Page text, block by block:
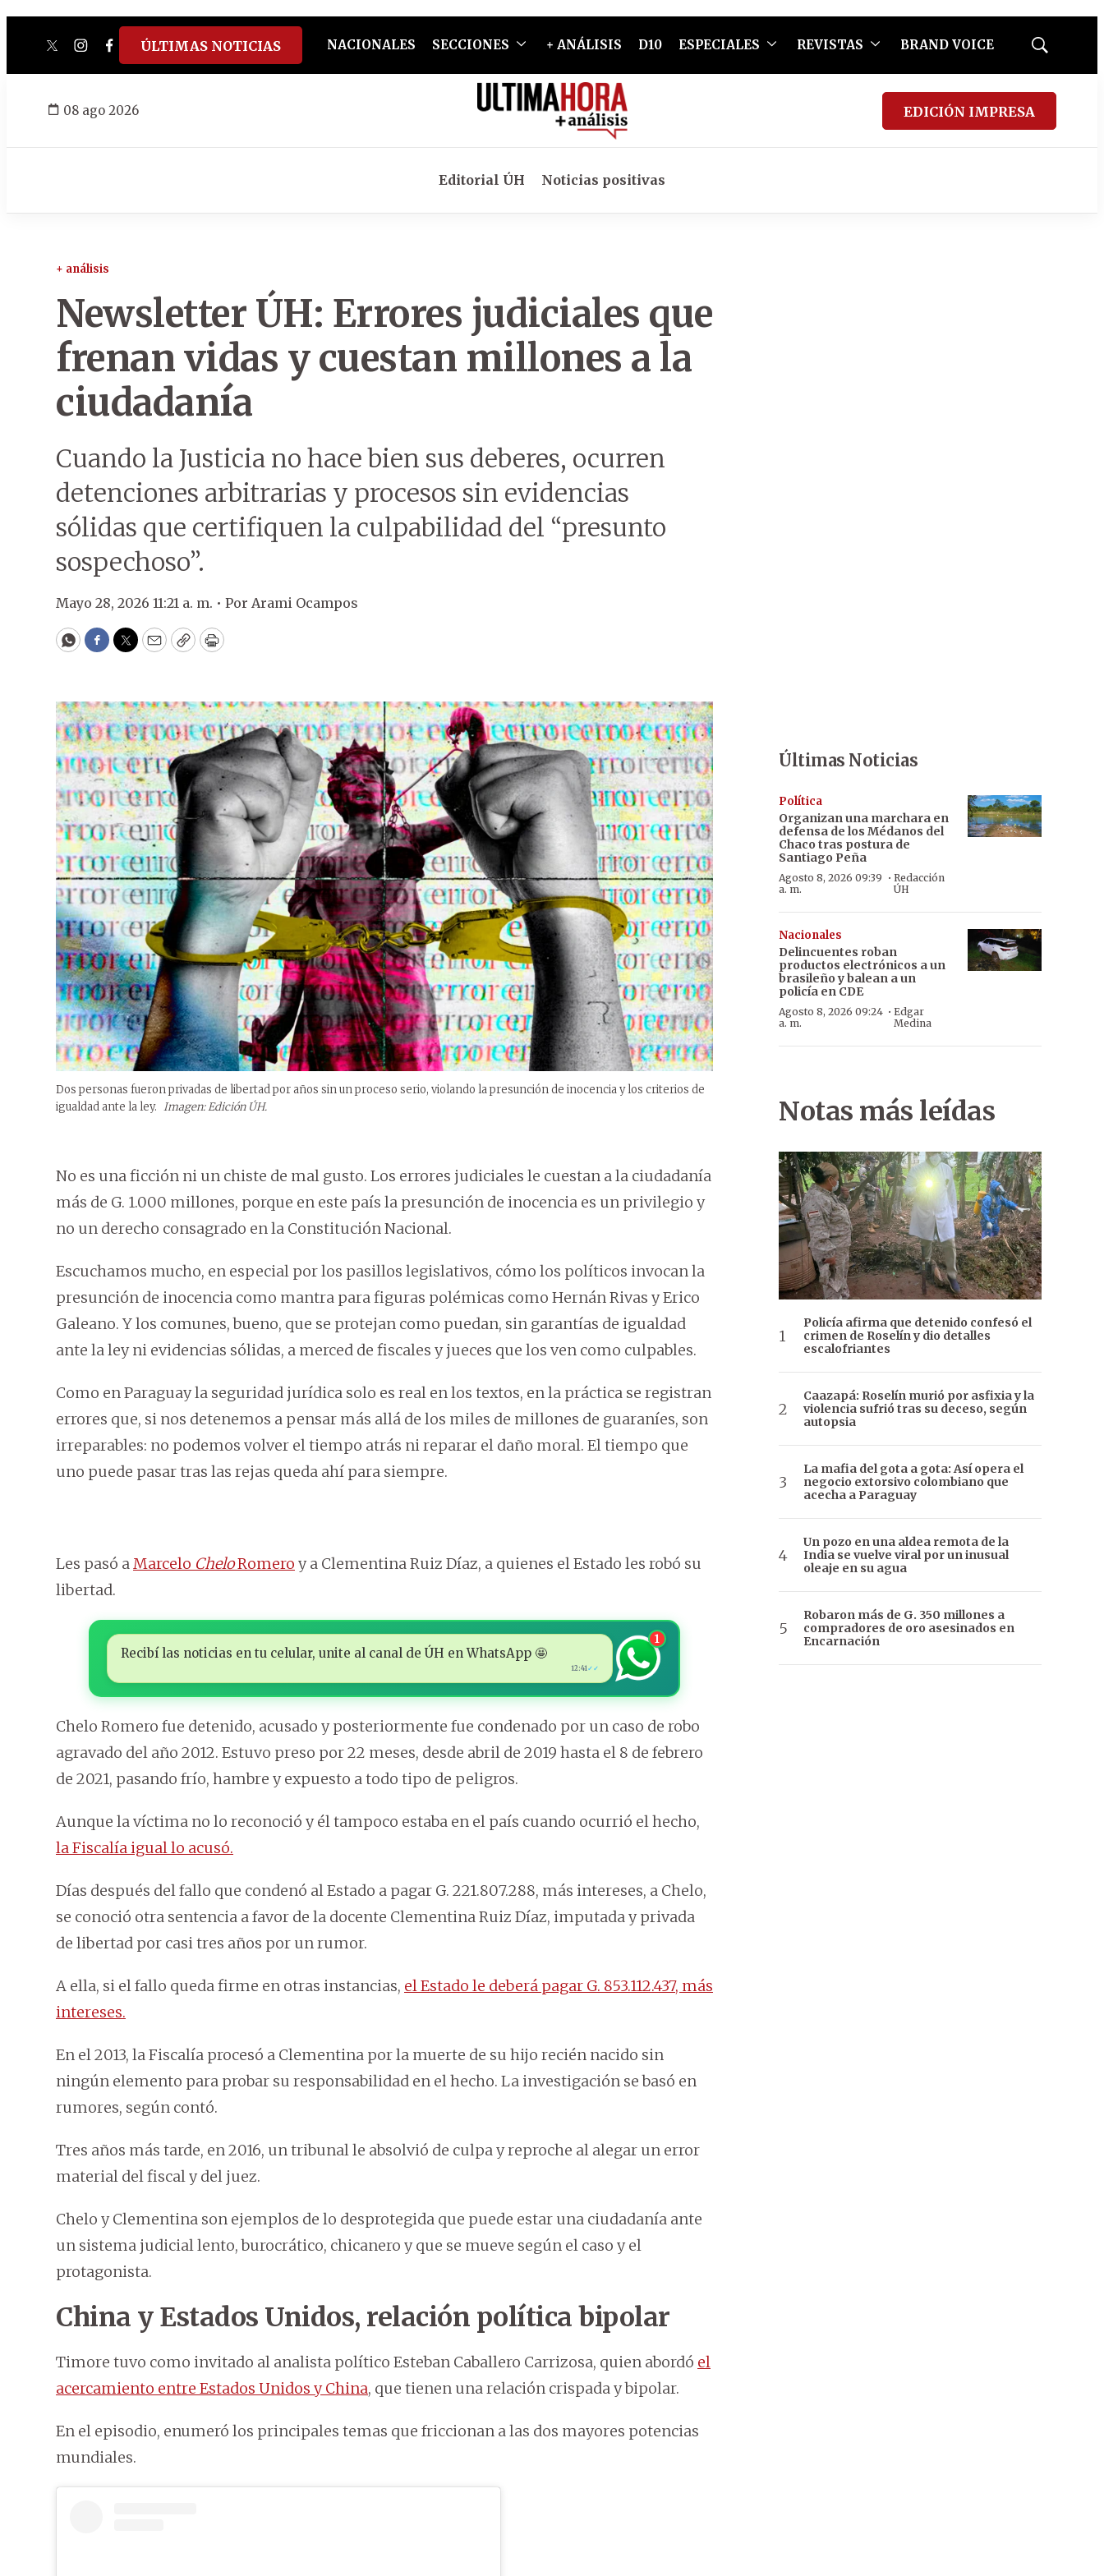
twitterinstagram
facebook
tiktokyoutube
spotify
ÚLTIMAS NOTICIAS NACIONALES SECCIONES + ANÁLISIS D10 ESPECIALES REVISTAS BRAND VOICE
Mostrar
08 ago 2026 EDICIÓN IMPRESA
Editorial ÚH Noticias positivas
+ análisis
Newsletter ÚH: Errores judiciales que
frenan vidas y cuestan millones a la
ciudadanía
Cuando la Justicia no hace bien sus deberes, ocurren
detenciones arbitrarias y procesos sin evidencias
sólidas que certifiquen la culpabilidad del “presunto
sospechoso”.
Mayo 28, 2026 11:21 a. m. • Por Arami Ocampos
WhatsApp
Facebook
Twitter
EmailCopyPrint
Dos personas fueron privadas de libertad por años sin un proceso serio, violando la presunción de inocencia y los criterios de
igualdad ante la ley. Imagen: Edición ÚH.
No es una ficción ni un chiste de mal gusto. Los errores judiciales le cuestan a la ciudadanía
más de G. 1.000 millones, porque en este país la presunción de inocencia es un privilegio y
no un derecho consagrado en la Constitución Nacional.
Escuchamos mucho, en especial por los pasillos legislativos, cómo los políticos invocan la
presunción de inocencia como mantra para figuras polémicas como Hernán Rivas y Erico
Galeano. Y los comunes, bueno, que se protejan como puedan, sin garantías de igualdad
ante la ley ni evidencias sólidas, a merced de fiscales y jueces que los ven como culpables.
Como en Paraguay la seguridad jurídica solo es real en los textos, en la práctica se registran
errores que, si nos detenemos a pensar más allá de los miles de millones de guaraníes, son
irreparables: no podemos volver el tiempo atrás ni reparar el daño moral. El tiempo que
uno puede pasar tras las rejas queda ahí para siempre.
Les pasó aMarcelo CheloRomero y a Clementina Ruiz Díaz, a quienes el Estado les robó su
libertad.
Recibí las noticias en tu celular, unite al canal de ÚH en WhatsApp 🤩
12:41✓✓
1
Chelo Romero fue detenido, acusado y posteriormente fue condenado por un caso de robo
agravado del año 2012. Estuvo preso por 22 meses, desde abril de 2019 hasta el 8 de febrero
de 2021, pasando frío, hambre y expuesto a todo tipo de peligros.
Aunque la víctima no lo reconoció y él tampoco estaba en el país cuando ocurrió el hecho,
la Fiscalía igual lo acusó.
Días después del fallo que condenó al Estado a pagar G. 221.807.288, más intereses, a Chelo,
se conoció otra sentencia a favor de la docente Clementina Ruiz Díaz, imputada y privada
de libertad por casi tres años por un rumor.
A ella, si el fallo queda firme en otras instancias, el Estado le deberá pagar G. 853.112.437, más
intereses.
En el 2013, la Fiscalía procesó a Clementina por la muerte de su hijo recién nacido sin
ningún elemento para probar su responsabilidad en el hecho. La investigación se basó en
rumores, según contó.
Tres años más tarde, en 2016, un tribunal le absolvió de culpa y reproche al alegar un error
material del fiscal y del juez.
Chelo y Clementina son ejemplos de lo desprotegida que puede estar una ciudadanía ante
un sistema judicial lento, burocrático, chicanero y que se mueve según el caso y el
protagonista.
China y Estados Unidos, relación política bipolar
Timore tuvo como invitado al analista político Esteban Caballero Carrizosa, quien abordó el
acercamiento entre Estados Unidos y China, que tienen una relación crispada y bipolar.
En el episodio, enumeró los principales temas que friccionan a las dos mayores potencias
mundiales.
Últimas Noticias
Política
Organizan una marchara en
defensa de los Médanos del
Chaco tras postura de
Santiago Peña
Agosto 8, 2026 09:39
a. m.
·Redacción
ÚH
Nacionales
Delincuentes roban
productos electrónicos a un
brasileño y balean a un
policía en CDE
Agosto 8, 2026 09:24
a. m.
· Edgar
Medina
Notas más leídas
Policía afirma que detenido confesó el
crimen de Roselín y dio detalles
escalofriantes
Caazapá: Roselín murió por asfixia y la
violencia sufrió tras su deceso, según
autopsia
La mafia del gota a gota: Así opera el
negocio extorsivo colombiano que
acecha a Paraguay
Un pozo en una aldea remota de la
India se vuelve viral por un inusual
oleaje en su agua
Robaron más de G. 350 millones a
compradores de oro asesinados en
Encarnación